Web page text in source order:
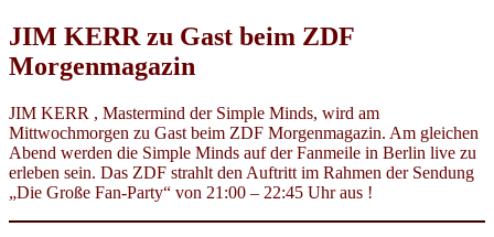
JIM KERR zu Gast beim ZDF
Morgenmagazin
JIM KERR , Mastermind der Simple Minds, wird am
Mittwochmorgen zu Gast beim ZDF Morgenmagazin. Am gleichen
Abend werden die Simple Minds auf der Fanmeile in Berlin live zu
erleben sein. Das ZDF strahlt den Auftritt im Rahmen der Sendung
„Die Große Fan-Party“ von 21:00 – 22:45 Uhr aus !